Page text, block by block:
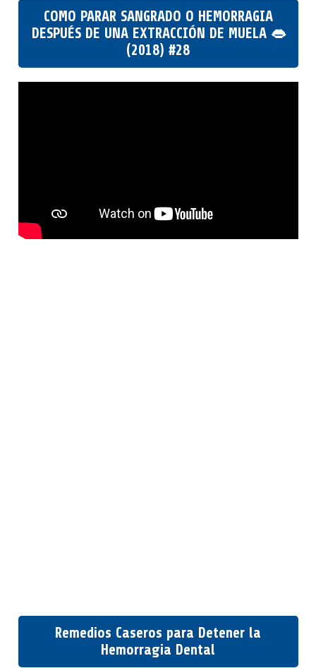
COMO PARAR SANGRADO O HEMORRAGIA
DESPUÉS DE UNA EXTRACCIÓN DE MUELA 👄
(2018) #28
Remedios Caseros para Detener la
Hemorragia Dental